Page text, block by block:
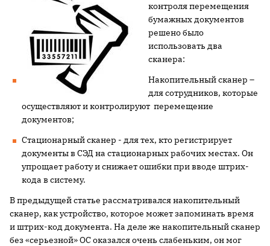
контроля перемещения
бумажных документов
решено было
использовать два
сканера:
Накопительный сканер –
для сотрудников, которые
осуществляют и контролируют перемещение
документов;
Стационарный сканер - для тех, кто регистрирует
документы в СЭД на стационарных рабочих местах. Он
упрощает работу и снижает ошибки при вводе штрих-
кода в систему.
В предыдущей статье рассматривался накопительный
сканер, как устройство, которое может запоминать время
и штрих-код документа. На деле же накопительный сканер
без «серьезной» ОС оказался очень слабеньким, он мог